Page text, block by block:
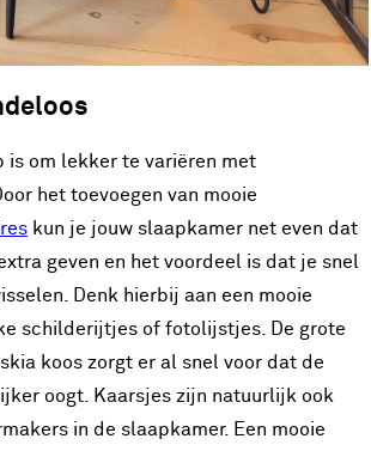
is om lekker te variëren met
het toevoegen van mooie
kun je jouw slaapkamer net even dat
geven en het voordeel is dat je snel
Denk hierbij aan een mooie
schilderijtjes of fotolijstjes. De grote
koos zorgt er al snel voor dat de
oogt. Kaarsjes zijn natuurlijk ook
in de slaapkamer. Een mooie